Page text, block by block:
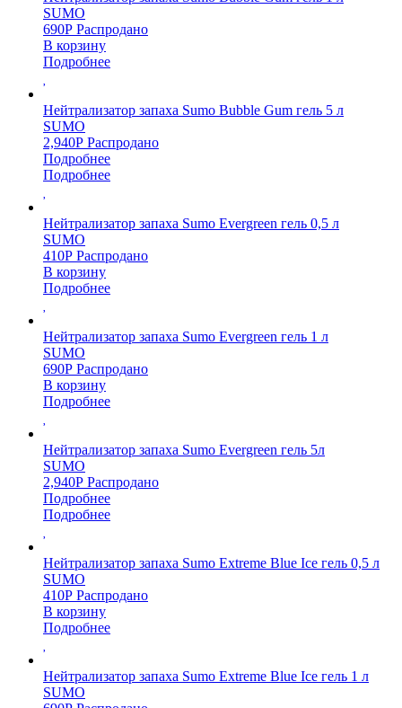
SUMO
690Р Распродано
В корзину
Подробнее
Нейтрализатор запаха Sumo Bubble Gum гель 5 л
SUMO
2,940Р Распродано
Подробнее
Подробнее
Нейтрализатор запаха Sumo Evergreen гель 0,5 л
SUMO
410Р Распродано
В корзину
Подробнее
Нейтрализатор запаха Sumo Evergreen гель 1 л
SUMO
690Р Распродано
В корзину
Подробнее
Нейтрализатор запаха Sumo Evergreen гель 5л
SUMO
2,940Р Распродано
Подробнее
Подробнее
Нейтрализатор запаха Sumo Extreme Blue Ice гель 0,5 л
SUMO
410Р Распродано
В корзину
Подробнее
Нейтрализатор запаха Sumo Extreme Blue Ice гель 1 л
SUMO